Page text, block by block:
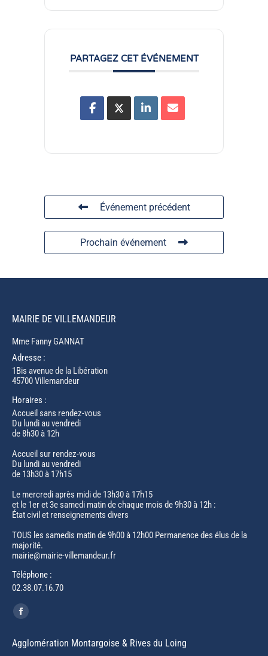
PARTAGEZ CET ÉVÉNEMENT
Événement précédent
Prochain événement
MAIRIE DE VILLEMANDEUR
Mme Fanny GANNAT
Adresse :
1Bis avenue de la Libération
45700 Villemandeur
Horaires :
Accueil sans rendez-vous
Du lundi au vendredi
de 8h30 à 12h
Accueil sur rendez-vous
Du lundi au vendredi
de 13h30 à 17h15
Le mercredi après midi de 13h30 à 17h15
et le 1er et 3e samedi matin de chaque mois de 9h30 à 12h :
État civil et renseignements divers
TOUS les samedis matin de 9h00 à 12h00 Permanence des élus de la
majorité.
mairie@mairie-villemandeur.fr
Téléphone :
02.38.07.16.70
Trouvez nous sur :
Facebook
opens
Agglomération Montargoise & Rives du Loing